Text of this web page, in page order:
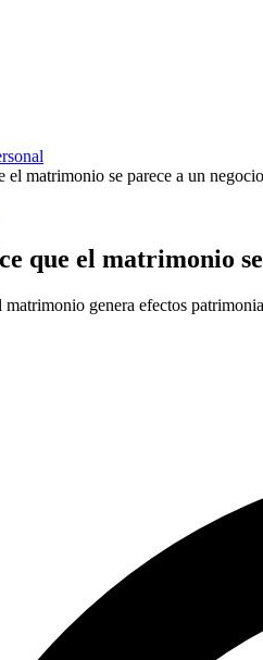
el matrimonio se parece a un negocio
que el matrimonio
genera efectos